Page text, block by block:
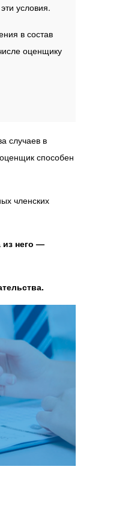
условия.
в состав
оценщику
случаев в
способен
членских
из него —